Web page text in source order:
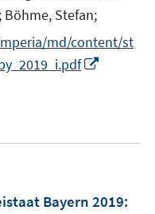
ö
n
Böhme, Stefan;
md/content/st
u
F
Bayern 2019: